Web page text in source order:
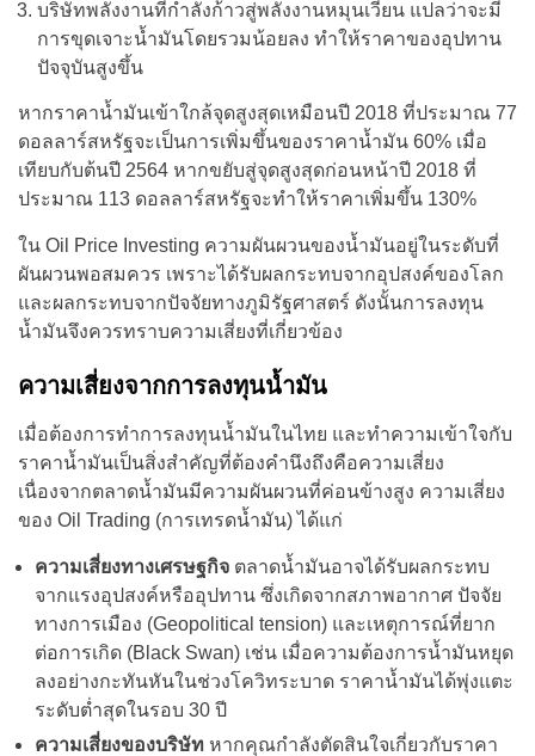
บริษัทพลังงานที่กำลังก้าวสู่พลังงานหมุนเวียน แปลว่าจะมี
การขุดเจาะน้ำมันโดยรวมน้อยลง ทำให้ราคาของอุปทาน
ปัจจุบันสูงขึ้น
หากราคาน้ำมันเข้าใกล้จุดสูงสุดเหมือนปี 2018 ที่ประมาณ 77
ดอลลาร์สหรัฐจะเป็นการเพิ่มขึ้นของราคาน้ำมัน 60% เมื่อ
เทียบกับต้นปี 2564 หากขยับสู่จุดสูงสุดก่อนหน้าปี 2018 ที่
ประมาณ 113 ดอลลาร์สหรัฐจะทำให้ราคาเพิ่มขึ้น 130%
ใน Oil Price Investing ความผันผวนของน้ำมันอยู่ในระดับที่
ผันผวนพอสมควร เพราะได้รับผลกระทบจากอุปสงค์ของโลก
และผลกระทบจากปัจจัยทางภูมิรัฐศาสตร์ ดังนั้นการลงทุน
น้ำมันจึงควรทราบความเสี่ยงที่เกี่ยวข้อง
ความเสี่ยงจากการลงทุนน้ำมัน
เมื่อต้องการทำการลงทุนน้ำมันในไทย และทำความเข้าใจกับ
ราคาน้ำมันเป็นสิ่งสำคัญที่ต้องคำนึงถึงคือความเสี่ยง
เนื่องจากตลาดน้ำมันมีความผันผวนที่ค่อนข้างสูง ความเสี่ยง
ของ Oil Trading (การเทรดน้ำมัน) ได้แก่
ความเสี่ยงทางเศรษฐกิจ ตลาดน้ำมันอาจได้รับผลกระทบ
จากแรงอุปสงค์หรืออุปทาน ซึ่งเกิดจากสภาพอากาศ ปัจจัย
ทางการเมือง (Geopolitical tension) และเหตุการณ์ที่ยาก
ต่อการเกิด (Black Swan) เช่น เมื่อความต้องการน้ำมันหยุด
ลงอย่างกะทันหันในช่วงโควิทระบาด ราคาน้ำมันได้พุ่งแตะ
ระดับต่ำสุดในรอบ 30 ปี
ความเสี่ยงของบริษัท หากคุณกำลังตัดสินใจเกี่ยวกับราคา